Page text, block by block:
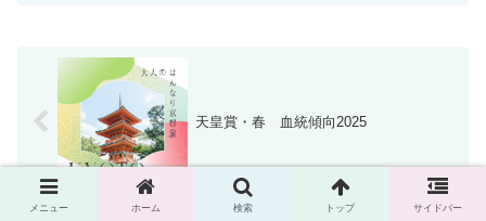
天皇賞・春 血統傾向2025
メニュー ホーム 検索 トップ サイドバー